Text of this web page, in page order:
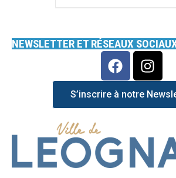
NEWSLETTER ET RÉSEAUX
S’inscrire à notre